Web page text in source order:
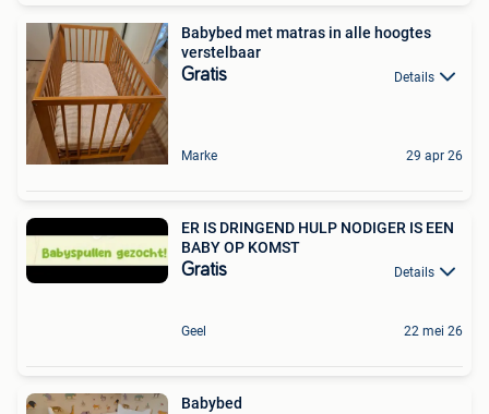
Babybed met matras in alle hoogtes
verstelbaar
Gratis Details
Marke 29 apr 26
ER IS DRINGEND HULP NODIG️ER IS EEN
BABY OP KOMST
Gratis Details
Geel 22 mei 26
Babybed